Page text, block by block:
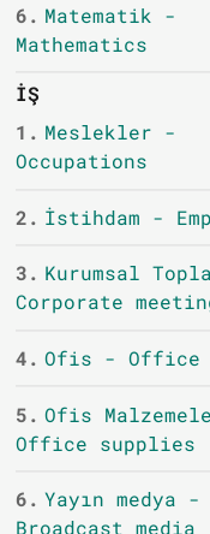
6. Matematik -
Mathematics
İŞ
1. Meslekler -
Occupations
2. İstihdam -
3. Kurumsal
Corporate
4. Ofis - Office
5. Ofis
Office supplies
6. Yayın medya -
Broadcast media